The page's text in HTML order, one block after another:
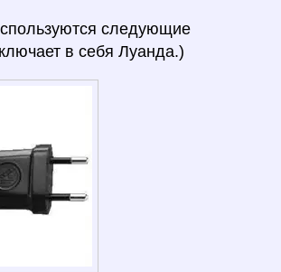
следующие
в себя Луанда.)